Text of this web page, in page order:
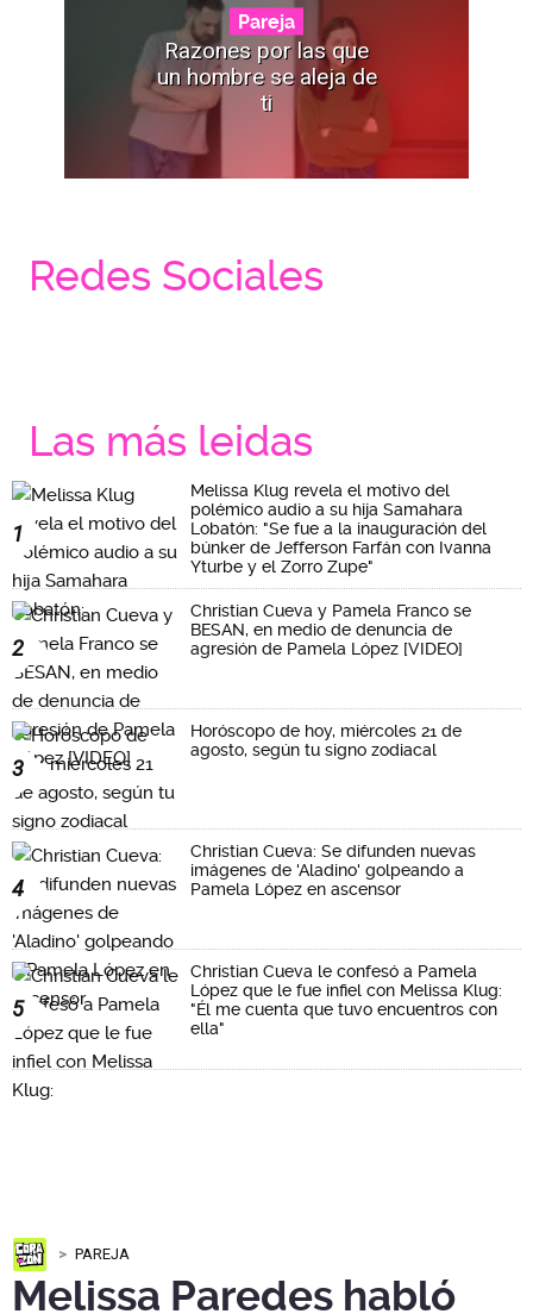
Pareja
Razones por las que
un hombre se aleja de
ti
Redes Sociales
Las más leidas
1
Melissa Klug revela el motivo del
polémico audio a su hija Samahara
Lobatón: "Se fue a la inauguración del
búnker de Jefferson Farfán con Ivanna
Yturbe y el Zorro Zupe"
2
Christian Cueva y Pamela Franco se
BESAN, en medio de denuncia de
agresión de Pamela López [VIDEO]
3
Horóscopo de hoy, miércoles 21 de
agosto, según tu signo zodiacal
4
Christian Cueva: Se difunden nuevas
imágenes de 'Aladino' golpeando a
Pamela López en ascensor
5
Christian Cueva le confesó a Pamela
López que le fue infiel con Melissa Klug:
"Él me cuenta que tuvo encuentros con
ella"
PAREJA
Melissa Paredes habló